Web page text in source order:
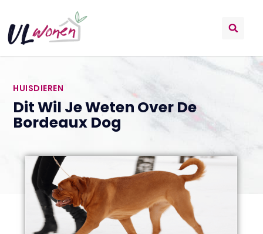
HUISDIEREN
Dit Wil Je Weten Over De
Bordeaux Dog